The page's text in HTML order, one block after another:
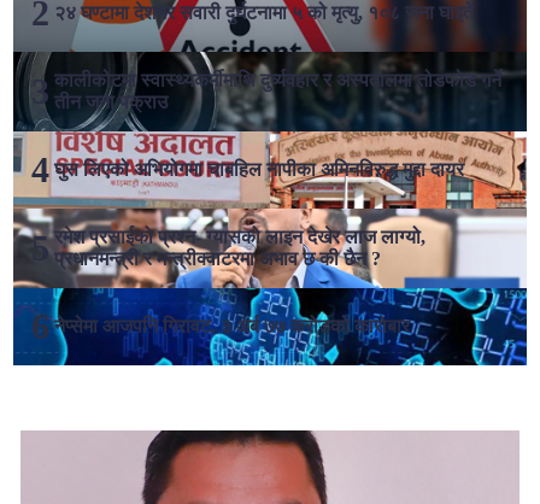
२४ घण्टामा देशभर सवारी दुर्घटनामा ५ को मृत्यु, १०८ जना घाइते
कालीकोटमा स्वास्थ्यकर्मीमाथि दुर्व्यवहार र अस्पतालमा तोडफोड गर्ने
तीन जना पक्राउ
घुस लिएको अभियोगमा चाबहिल नापीका अमिनविरुद्ध मुद्दा दायर
रमेश प्रसाईको प्रश्न- ग्यासको लाइन देखेर लाज लाग्यो,
प्रधानमन्त्री र मन्त्रीक्वाटरमा अभाव छ की छैन ?
नेप्सेमा आजपनि गिरावट, ३ अर्ब ७७ करोडको कारोबार